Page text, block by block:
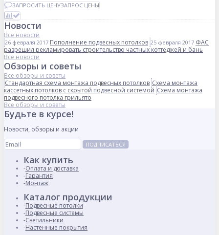
ЗАПРОСИТЬ ЦЕНУЗАПРОС ЦЕНЫ
Новости
Все новости
26 февраля 2017 Пополнение подвесных потолков 25 февраля 2017 ФАС
разрешил рекламировать строительство частных коттеджей и бань
Все новости
Обзоры и советы
Все обзоры и советы
Стандартная схема монтажа подвесных потолков Схема монтажа
кассетных потолков с скрытой подвесной системой Схема монтажа
подвесного потолка грильято
Все обзоры и советы
Будьте в курсе!
Новости, обзоры и акции
ПОДПИСАТЬСЯ
Как купить
Оплата и доставка
Гарантия
Монтаж
Каталог продукции
Подвесные потолки
Подвесные системы
Светильники
Настенные покрытия